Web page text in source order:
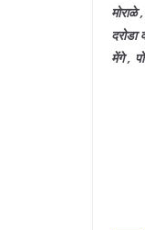
मेंगे ,